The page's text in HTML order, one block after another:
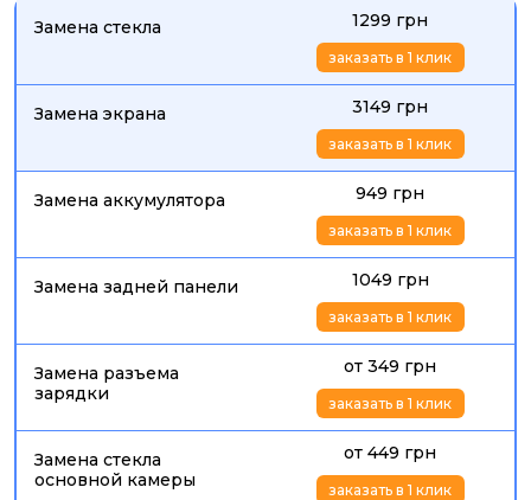
Замена стекла 1299 грн
заказать в 1 клик
Замена экрана 3149 грн
заказать в 1 клик
Замена аккумулятора 949 грн
заказать в 1 клик
Замена задней панели 1049 грн
заказать в 1 клик
Замена разъема
зарядки
от 349 грн
заказать в 1 клик
Замена стекла
основной камеры
от 449 грн
заказать в 1 клик